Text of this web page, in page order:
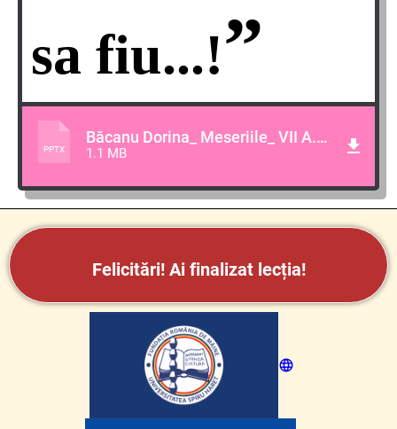
sa fiu...!”
PPTX
Băcanu Dorina_ Meseriile_ VII A.pptx
1.1 MB
Felicitări! Ai finalizat lecția!